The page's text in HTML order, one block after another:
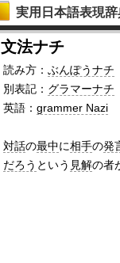
実用日本語表現辞
文法ナチ
読み方： ぶんぽうナチ
別表記： グラマーナチ
英語： grammer Nazi
対話の最中に相手の発
だろう という 見解の者